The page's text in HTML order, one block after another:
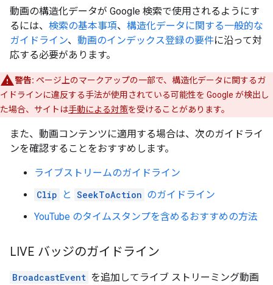
動画の構造化データが Google 検索で使用されるようにす
るには、 検索の基本事項、 構造化データに関する一般的な
ガイドライン、 動画のインデックス登録の要件に沿って対
応する必要があります。
警告: ページ上のマークアップの一部で、構造化データに関するガ
イドラインに違反する手法が使用されている可能性を Google が検出し
た場合、サイトは手動による対策を受けることがあります。
また、動画コンテンツに適用する場合は、次のガイドライ
ンを確認することをおすすめします。
ライブストリームのガイドライン
Clip
と SeekToAction のガイドライン
YouTube のタイムスタンプを含めるおすすめの方法
LIVE バッジのガイドライン
BroadcastEvent を追加してライブ ストリーミング動画